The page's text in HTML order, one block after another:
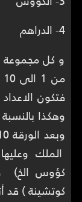
4- الدراهم
وهكذا
الملك
كؤوس الخ)
كوتشينة ) قد